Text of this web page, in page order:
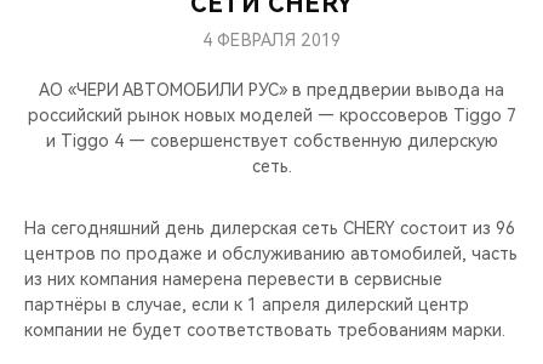
КРОССОВЕРЫ
НОВИНКИ
КРЕДИТ И СТРАХОВАНИЕ
ЗАПЧАСТИ И АКСЕССУАРЫ
CHERY CONNECT
О БРЕНДЕ
ЛЮДИ CHERY
БЛАГОТВОРИТЕЛЬНОСТЬ
КРЕДИТ
МЫ В СОЦСЕТЯХ
4 ФЕВРАЛЯ 2019
АО «ЧЕРИ АВТОМОБИЛИ РУС» в преддверии вывода на
российский рынок новых моделей — кроссоверов Tiggo 7
и Tiggo 4 — совершенствует собственную дилерскую
сеть.
На сегодняшний день дилерская сеть CHERY состоит из 96
центров по продаже и обслуживанию автомобилей, часть
из них компания намерена перевести в сервисные
партнёры в случае, если к 1 апреля дилерский центр
компании не будет соответствовать требованиям марки.